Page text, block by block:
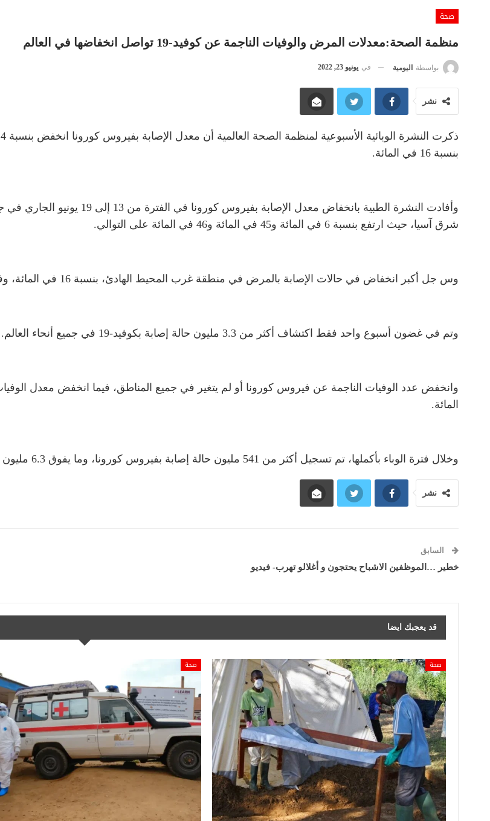
صحة
منظمة الصحة:معدلات المرض والوفيات الناجمة عن كوفيد-19 تواصل انخفاضها في العالم
بواسطة اليومية في يونيو 23, 2022
نشر
بنسبة 16 في المائة.
وأفادت النشرة الطبية بانخفاض
شرق آسيا، حيث ارتفع بنسبة 6 في المائة و45 في المائة و46 في المائة على التوالي.
وس جل أكبر انخفاض في حالات الإصابة بالمرض في منطقة غرب المحيط الهادئ، بنسبة 16 في المائة، وفي إفريقيا بنسبة 21 في المائة.
وتم في غضون أسبوع واحد فقط اكتشاف أكثر من 3.3 مليون حالة إصابة بكوفيد-19 في جميع أنحاء العالم.
المائة.
وخلال فترة الوباء بأكملها، تم تسجيل أكثر من 541 مليون حالة إصابة بفيروس كورونا، وما يفوق 6.3 مليون حالة وفاة من تبعات المرض على مستوى العالم.
نشر
السابق
خطير …الموظفين الاشباح يحتجون و أغلالو تهرب- فيديو
قد يعجبك ايضا
صحة صحة